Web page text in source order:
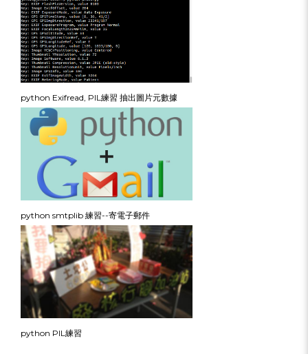
python Exifread, PIL練習 抽出圖片元數據
python smtplib 練習--寄電子郵件
python PIL練習